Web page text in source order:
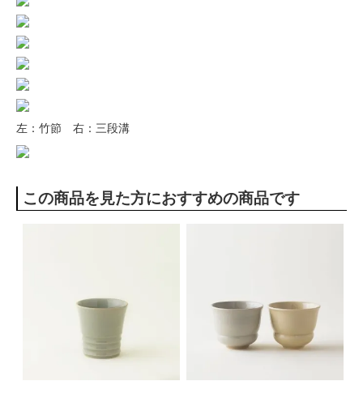
左：竹節 右：三段溝
この商品を見た方におすすめの商品です